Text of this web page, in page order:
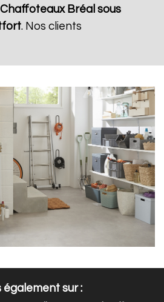
Bréal sous
. Nos clients
également sur :